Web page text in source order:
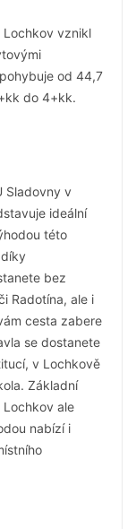
Lochkov vznikl
od 44,7
do 4+kk.
Sladovny v
ideální
této
bez
Radotína, ale i
cesta zabere
se dostanete
v Lochkově
Základní
Lochkov ale
nabízí i